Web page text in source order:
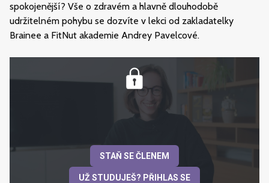
spokojenější? Vše o zdravém a hlavně dlouhodobě
udržitelném pohybu se dozvíte v lekci od zakladatelky
Brainee a FitNut akademie Andrey Pavelcové.
STAŇ SE ČLENEM
UŽ STUDUJEŠ? PŘIHLAS SE